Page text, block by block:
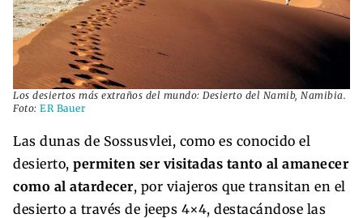
Los desiertos más extraños del mundo: Desierto del Namib, Namibia.
Foto: ER Bauer
Las dunas de Sossusvlei, como es conocido el
desierto, permiten ser visitadas tanto al amanecer
como al atardecer, por viajeros que transitan en el
desierto a través de jeeps 4×4, destacándose las